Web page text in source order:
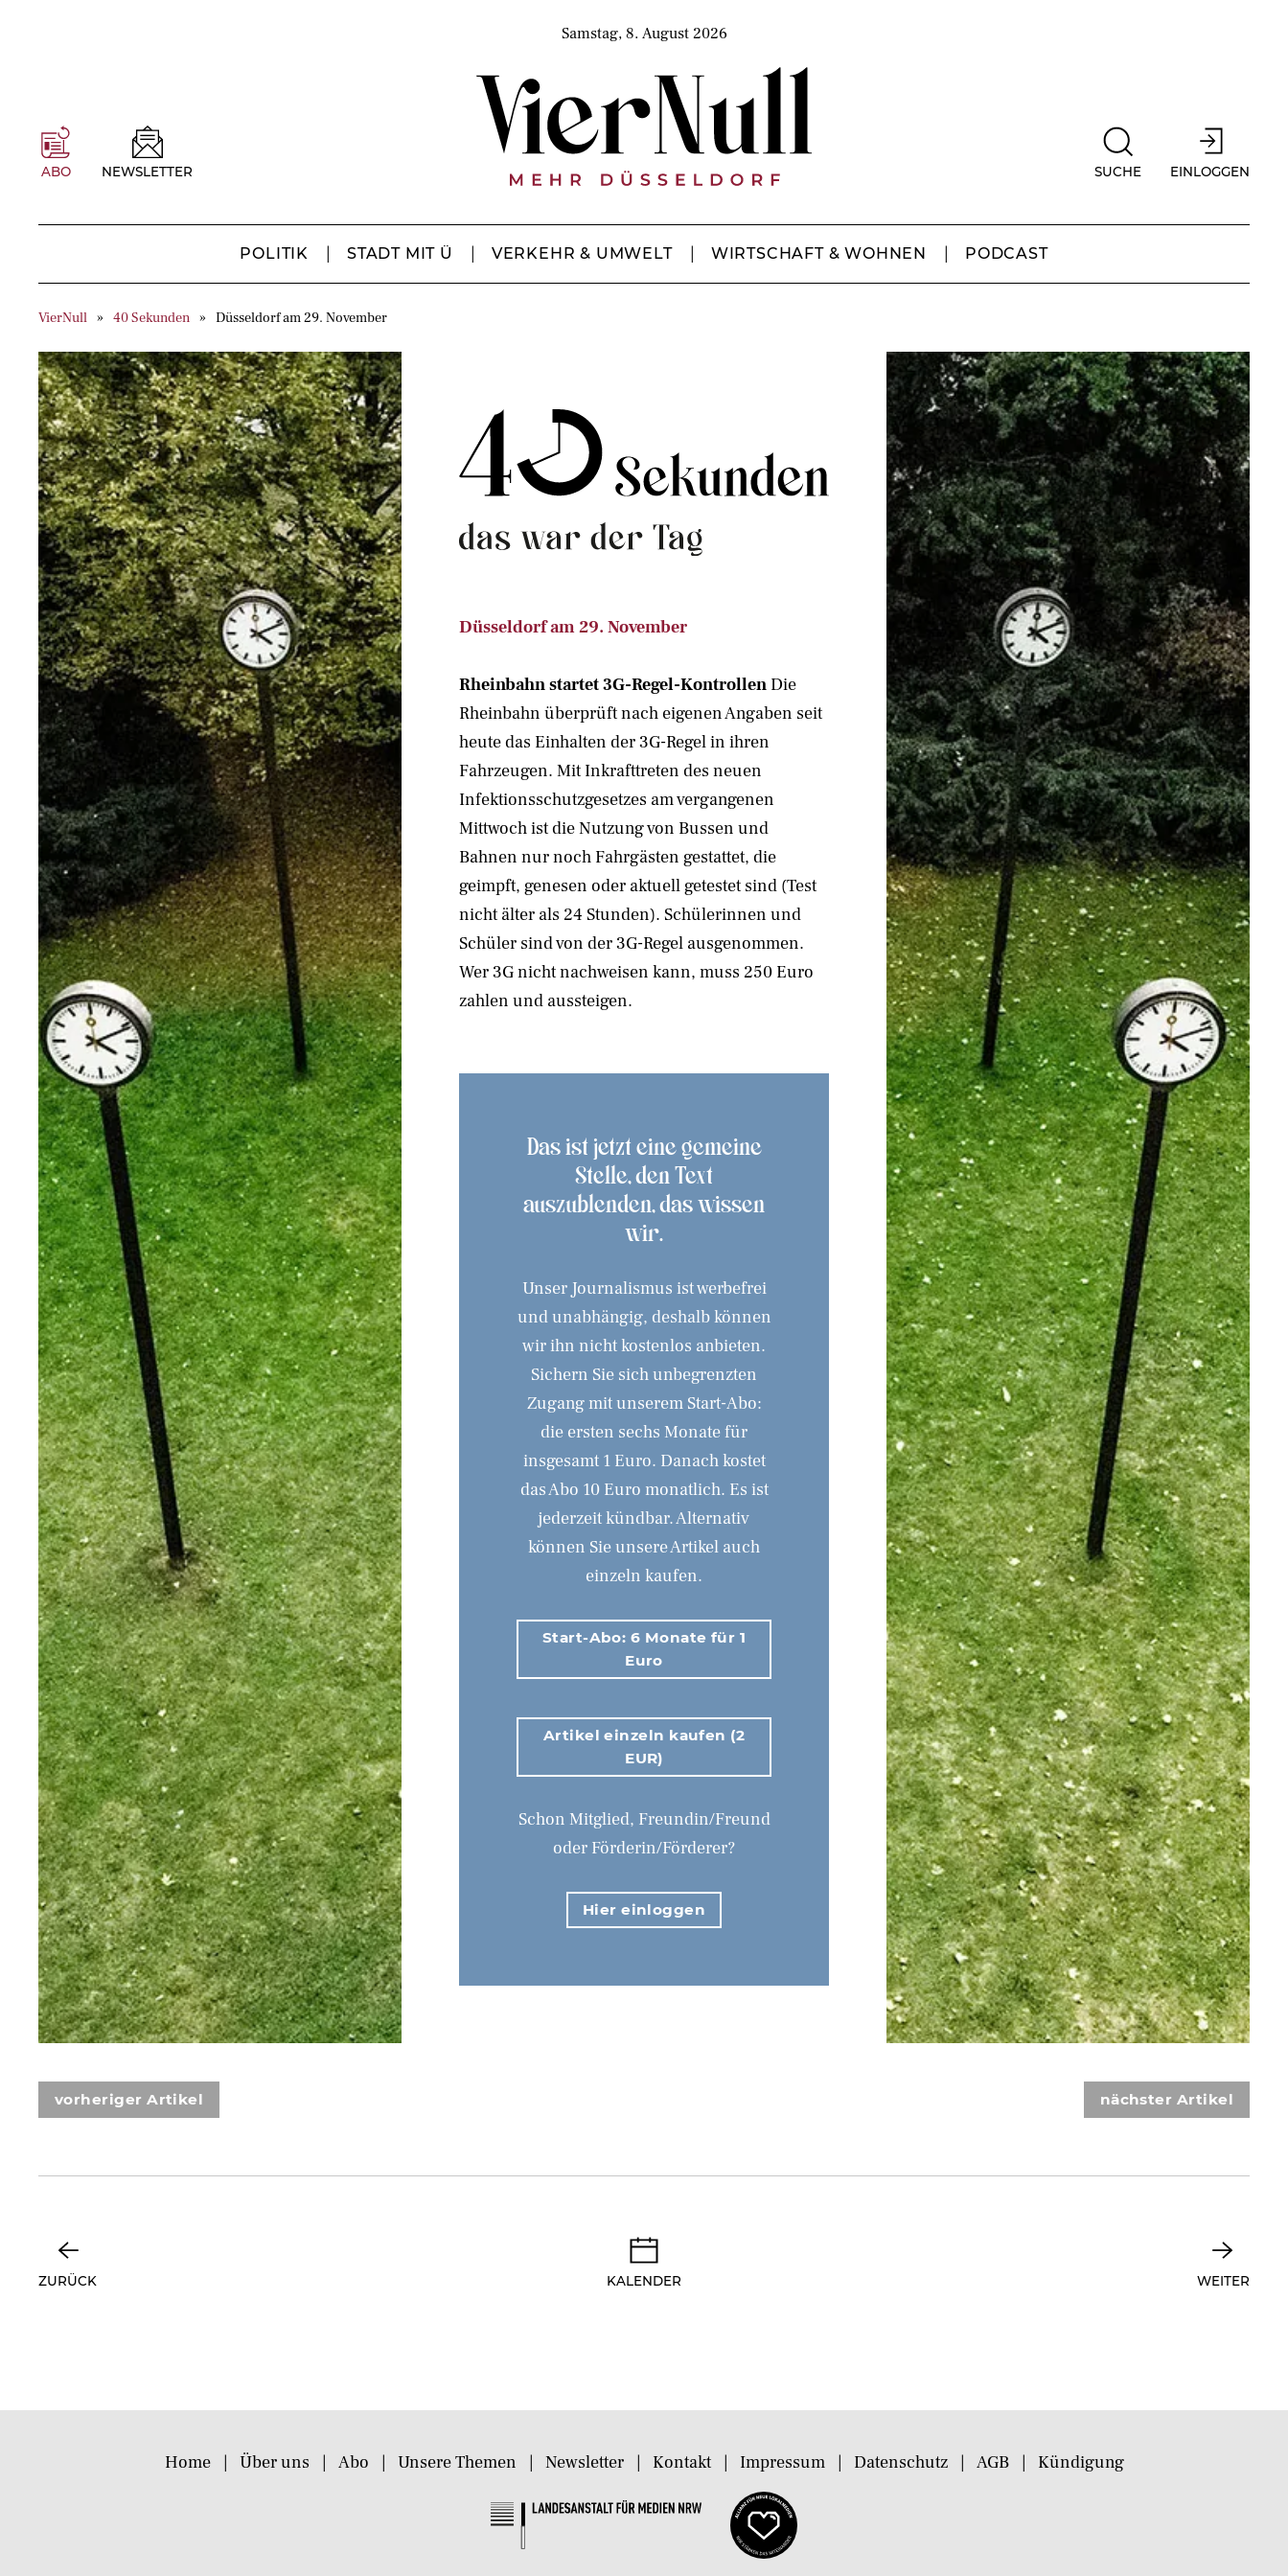
Samstag, 8. August 2026
ABO NEWSLETTER SUCHE EINLOGGEN
POLITIK STADT MIT Ü VERKEHR & UMWELT WIRTSCHAFT & WOHNEN PODCAST
VierNull 40 Sekunden Düsseldorf am 29. November
Düsseldorf am 29. November
Rheinbahn startet 3G-Regel-Kontrollen Die
Rheinbahn überprüft nach eigenen Angaben seit
heute das Einhalten der 3G-Regel in ihren
Fahrzeugen. Mit Inkrafttreten des neuen
Infektionsschutzgesetzes am vergangenen
Mittwoch ist die Nutzung von Bussen und
Bahnen nur noch Fahrgästen gestattet, die
geimpft, genesen oder aktuell getestet sind (Test
nicht älter als 24 Stunden). Schülerinnen und
Schüler sind von der 3G-Regel ausgenommen.
Wer 3G nicht nachweisen kann, muss 250 Euro
zahlen und aussteigen.
Das ist jetzt eine gemeine
Stelle, den Text
auszublenden, das wissen
wir.
Unser Journalismus ist werbefrei
und unabhängig, deshalb können
wir ihn nicht kostenlos anbieten.
Sichern Sie sich unbegrenzten
Zugang mit unserem Start-Abo:
die ersten sechs Monate für
insgesamt 1 Euro. Danach kostet
das Abo 10 Euro monatlich. Es ist
jederzeit kündbar. Alternativ
können Sie unsere Artikel auch
einzeln kaufen.
Start-Abo: 6 Monate für 1
Euro
Artikel einzeln kaufen (2
EUR)
Schon Mitglied, Freundin/Freund
oder Förderin/Förderer?
Hier einloggen
vorheriger Artikel nächster Artikel
ZURÜCK KALENDER WEITER
Home Über uns Abo Unsere Themen Newsletter Kontakt Impressum Datenschutz AGB Kündigung